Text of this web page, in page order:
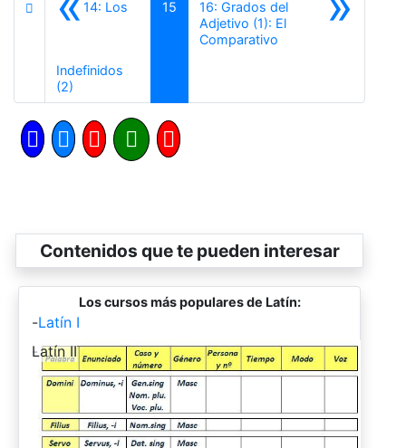
14: Los
Indefinidos
(2)
15
16: Grados del
Adjetivo (1): El
ComparativoSiguiente
Contenidos que te pueden interesar
Los cursos más populares de Latín:
-Latín I
-
Latín II